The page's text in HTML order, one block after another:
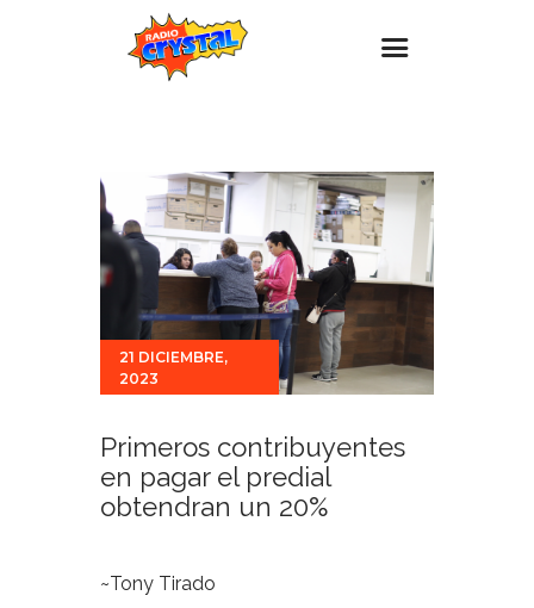
Estaciones
Eventos
Promociones
Noticias
Para ti
Contacto
21 DICIEMBRE,
2023
Primeros contribuyentes
en pagar el predial
obtendran un 20%
~Tony Tirado